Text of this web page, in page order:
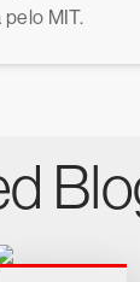
pelo MIT.